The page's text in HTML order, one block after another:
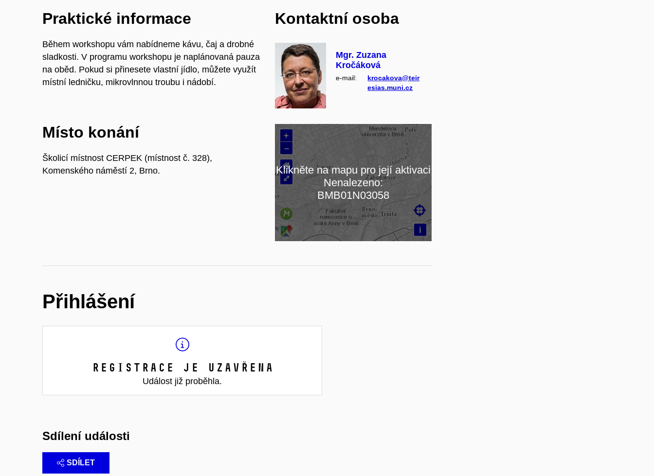
Praktické informace
Během workshopu vám nabídneme kávu, čaj a drobné
sladkosti. V programu workshopu je naplánovaná pauza
na oběd. Pokud si přinesete vlastní jídlo, můžete využít
místní ledničku, mikrovlnnou troubu i nádobí.
Kontaktní osoba
Mgr. Zuzana
Kročáková
e‑mail:
krocakova@teir
esias.muni.cz
Místo konání
Školicí místnost CERPEK (místnost č. 328),
Komenského náměstí 2, Brno.
Načítám mapu…
+
–
i

⌂
⤢
Klikněte na mapu pro její aktivaci
Nenalezeno:
BMB01N03058
Přihlášení
Registrace je uzavřena
Událost již proběhla.
Sdílení události
SDÍLET